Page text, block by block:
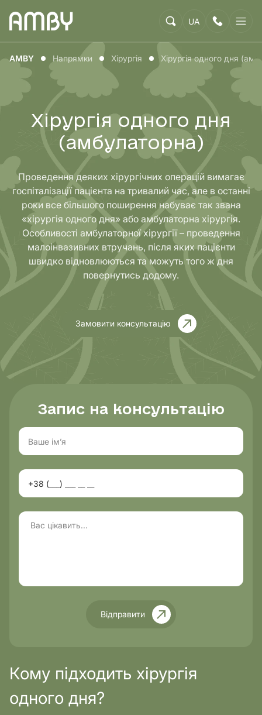
UA
AMBY Напрямки Хірургія Хірургія одного дня
Хірургія одного дня
(амбулаторна)
Проведення деяких хірургічних операцій вимагає
госпіталізації пацієнта на тривалий час, але в останні
роки все більшого поширення набуває так звана
«хірургія одного дня» або амбулаторна хірургія.
Особливості амбулаторної хірургії – проведення
малоінвазивних втручань, після яких пацієнти
швидко відновлюються та можуть того ж дня
повернутись додому.
Замовити консультацію
Запис на консультацію
Відправити
Кому підходить хірургія
одного дня?